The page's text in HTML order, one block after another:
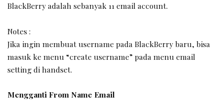
BlackBerry adalah sebanyak 11 email account.
Notes :
Jika ingin membuat username pada BlackBerry baru, bisa
masuk ke menu “create username” pada menu email
setting di handset.
Mengganti From Name Email